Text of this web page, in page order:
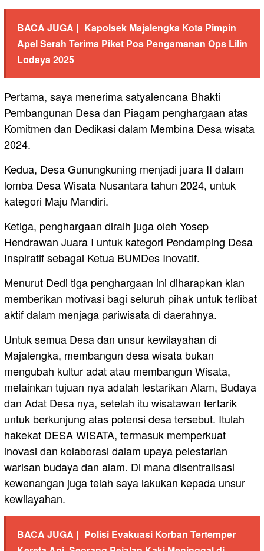
BACA JUGA | Kapolsek Majalengka Kota Pimpin
Apel Serah Terima Piket Pos Pengamanan Ops Lilin
Lodaya 2025
Pertama, saya menerima satyalencana Bhakti
Pembangunan Desa dan Piagam penghargaan atas
Komitmen dan Dedikasi dalam Membina Desa wisata
2024.
Kedua, Desa Gunungkuning menjadi juara II dalam
lomba Desa Wisata Nusantara tahun 2024, untuk
kategori Maju Mandiri.
Ketiga, penghargaan diraih juga oleh Yosep
Hendrawan Juara I untuk kategori Pendamping Desa
Inspiratif sebagai Ketua BUMDes Inovatif.
Menurut Dedi tiga penghargaan ini diharapkan kian
memberikan motivasi bagi seluruh pihak untuk terlibat
aktif dalam menjaga pariwisata di daerahnya.
Untuk semua Desa dan unsur kewilayahan di
Majalengka, membangun desa wisata bukan
mengubah kultur adat atau membangun Wisata,
melainkan tujuan nya adalah lestarikan Alam, Budaya
dan Adat Desa nya, setelah itu wisatawan tertarik
untuk berkunjung atas potensi desa tersebut. Itulah
hakekat DESA WISATA, termasuk memperkuat
inovasi dan kolaborasi dalam upaya pelestarian
warisan budaya dan alam. Di mana disentralisasi
kewenangan juga telah saya lakukan kepada unsur
kewilayahan.
BACA JUGA | Polisi Evakuasi Korban Tertemper